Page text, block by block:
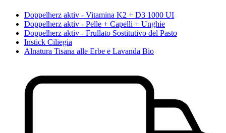
Doppelherz aktiv - Vitamina K2 + D3 1000 UI
Doppelherz aktiv - Pelle + Capelli + Unghie
Doppelherz aktiv - Frullato Sostitutivo del Pasto
Instick Ciliegia
Alnatura Tisana alle Erbe e Lavanda Bio